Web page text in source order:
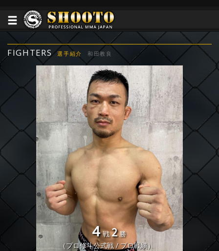
FIGHTERS 選手紹介 和田教良
4 戦 2 勝
（プロ修斗公式戦 / プロ戦績）